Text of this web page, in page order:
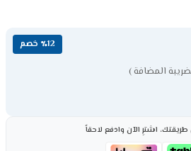
٪12 خصم
المضافة )
اشترِ الآن وادفع لاحقاً